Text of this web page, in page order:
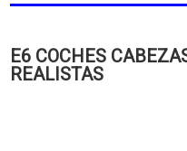
E6 COCHES
REALISTAS